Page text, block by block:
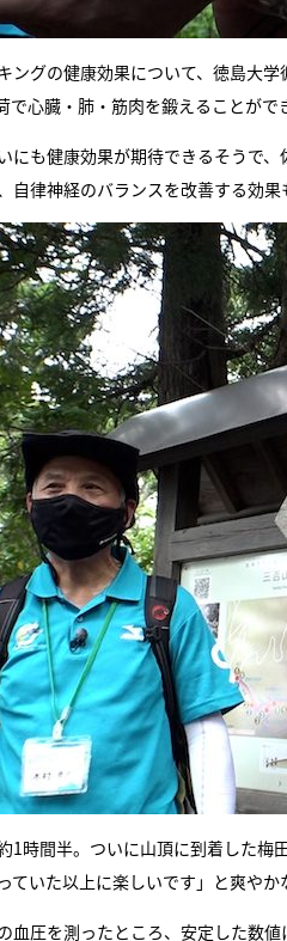
ングの健康効果について、徳島大
で心臓・肺・筋肉を鍛えることがで
にも健康効果が期待できるそうで
自律神経のバランスを改善する効果
1時間半。ついに山頂に到着した
ていた以上に楽しいです」と爽やか
血圧を測ったところ、安定した数